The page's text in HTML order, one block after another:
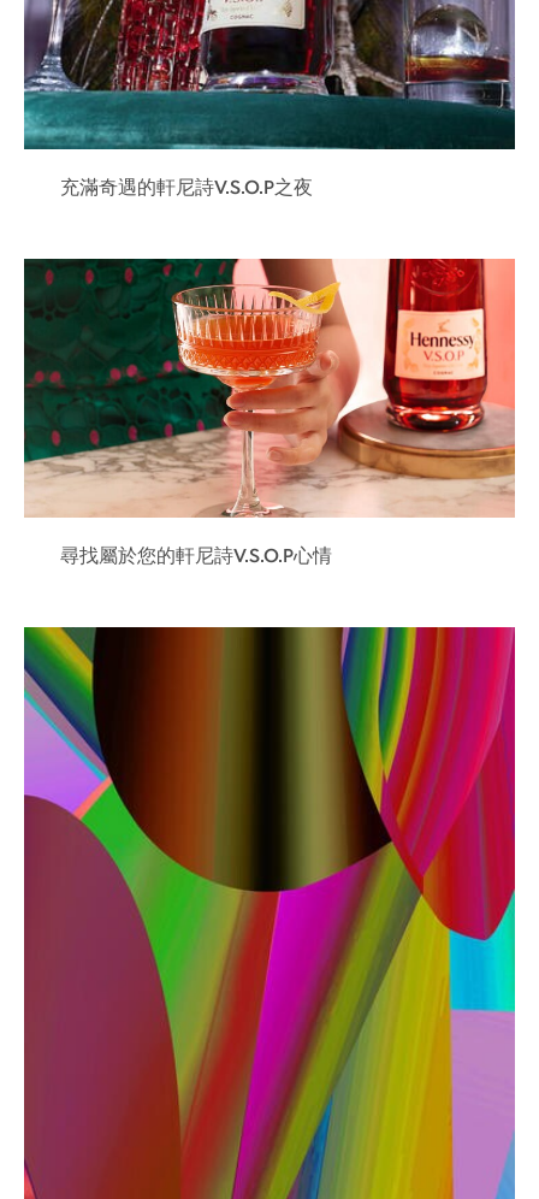
充滿奇遇的軒尼詩V.S.O.P之夜
尋找屬於您的軒尼詩V.S.O.P心情